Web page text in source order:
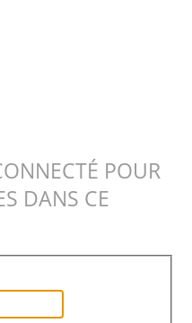
POUR
DANS CE